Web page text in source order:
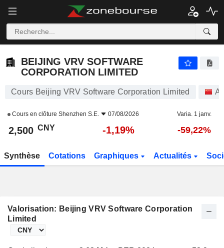
BEIJING VRV SOFTWARE
CORPORATION LIMITED
Cours Beijing VRV Software Corporation Limited
Cours en clôture Shenzhen S.E. 07/08/2026 Varia. 1 janv.
2,500 CNY -1,19% -59,22%
Synthèse Cotations Graphiques Actualités
Valorisation: Beijing VRV Software Corporation
Limited